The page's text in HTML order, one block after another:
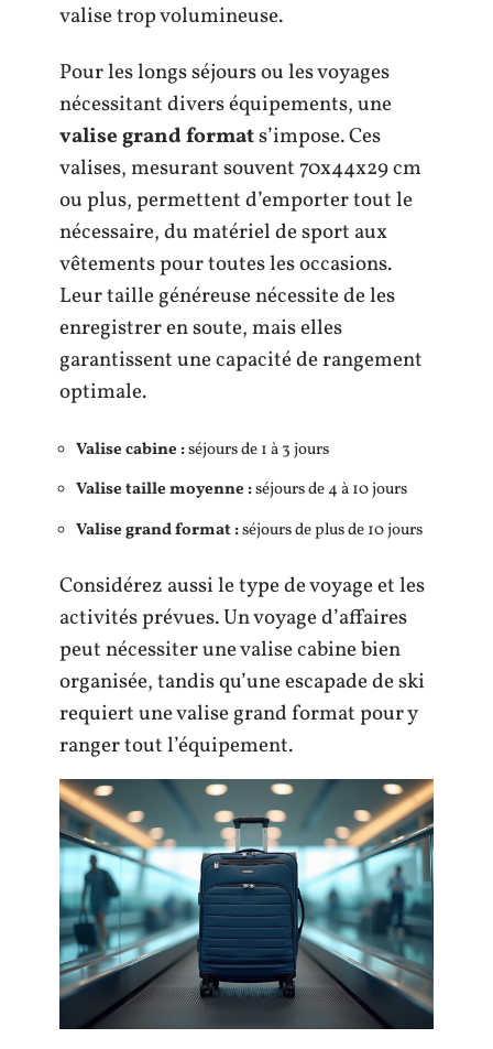
valise trop volumineuse.
Pour les longs séjours ou les voyages
nécessitant divers équipements, une
valise grand formats’impose. Ces
valises, mesurant souvent 70x44x29 cm
ou plus, permettent d’emporter tout le
nécessaire, du matériel de sport aux
vêtements pour toutes les occasions.
Leur taille généreuse nécessite de les
enregistrer en soute, mais elles
garantissent une capacité de rangement
optimale.
Valise cabine :séjours de 1 à 3 jours
Valise taille moyenne :séjours de 4 à 10 jours
Valise grand format :séjours de plus de 10 jours
Considérez aussi le type de voyage et les
activités prévues. Un voyage d’affaires
peut nécessiter une valise cabine bien
organisée, tandis qu’une escapade de ski
requiert une valise grand format pour y
ranger tout l’équipement.